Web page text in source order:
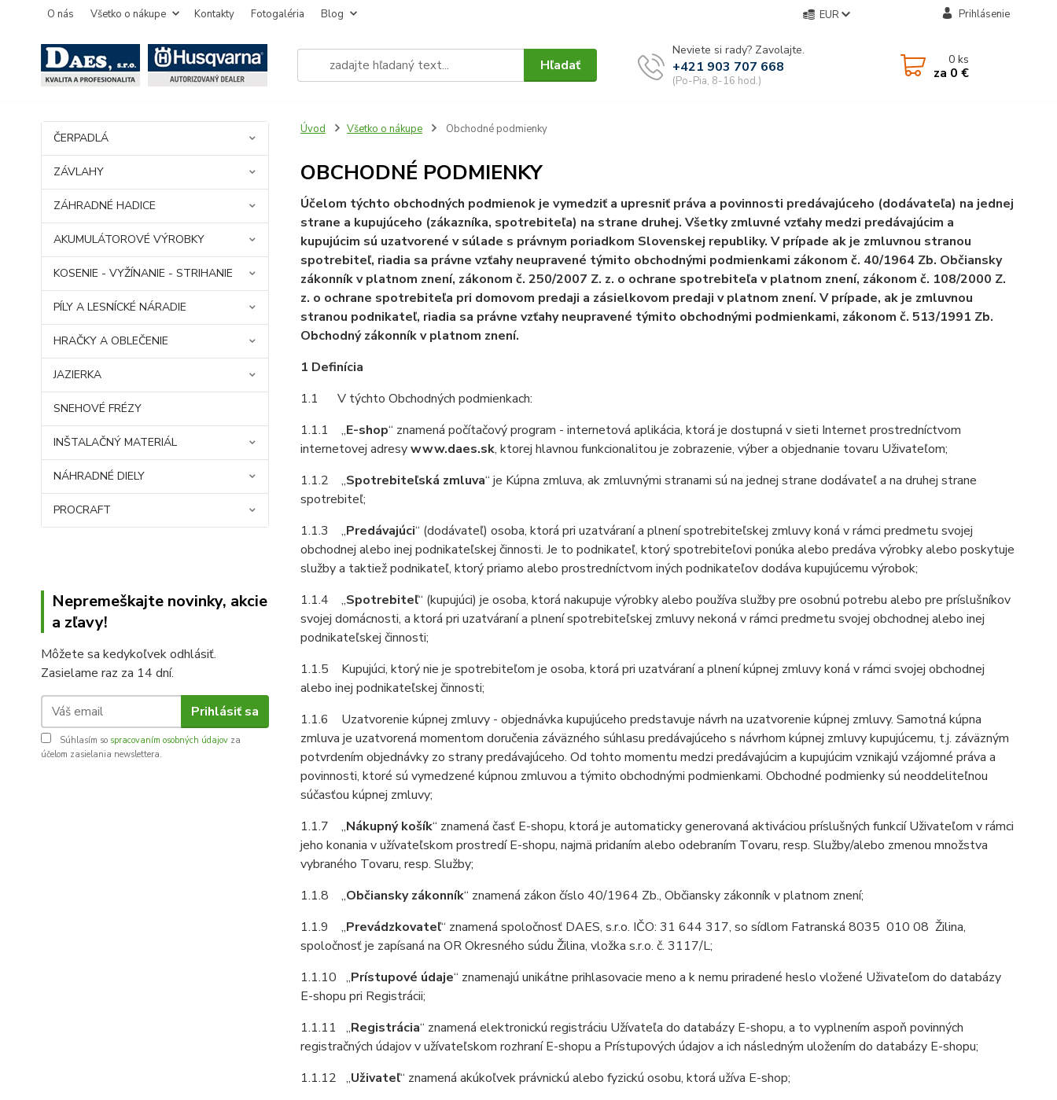
O nás Všetko o nákupe Kontakty Fotogaléria Blog EUR Prihlásenie
Hľadať
Neviete si rady? Zavolajte.
+421 903 707 668
(Po-Pia, 8-16 hod.)
0ks
za 0 €
ČERPADLÁ
ZÁVLAHY
ZÁHRADNÉ HADICE
AKUMULÁTOROVÉ VÝROBKY
KOSENIE - VYŽÍNANIE - STRIHANIE
PÍLY A LESNÍCKÉ NÁRADIE
HRAČKY A OBLEČENIE
JAZIERKA
SNEHOVÉ FRÉZY
INŠTALAČNÝ MATERIÁL
NÁHRADNÉ DIELY
PROCRAFT
Nepremeškajte novinky, akcie
a zľavy!
Môžete sa kedykoľvek odhlásiť.
Zasielame raz za 14 dní.
Prihlásiť sa
Súhlasím so spracovaním osobných údajov za
účelom zasielania newslettera.
Úvod Všetko o nákupe Obchodné podmienky
OBCHODNÉ PODMIENKY
Účelom týchto obchodných podmienok je vymedziť a upresniť práva a povinnosti predávajúceho (dodávateľa) na jednej
strane a kupujúceho (zákazníka, spotrebiteľa) na strane druhej. Všetky zmluvné vzťahy medzi predávajúcim a
kupujúcim sú uzatvorené v súlade s právnym poriadkom Slovenskej republiky. V prípade ak je zmluvnou stranou
spotrebiteľ, riadia sa právne vzťahy neupravené týmito obchodnými podmienkami zákonom č. 40/1964 Zb. Občiansky
zákonník v platnom znení, zákonom č. 250/2007 Z. z. o ochrane spotrebiteľa v platnom znení, zákonom č. 108/2000 Z.
z. o ochrane spotrebiteľa pri domovom predaji a zásielkovom predaji v platnom znení. V prípade, ak je zmluvnou
stranou podnikateľ, riadia sa právne vzťahy neupravené týmito obchodnými podmienkami, zákonom č. 513/1991 Zb.
Obchodný zákonník v platnom znení.
1 Definícia
1.1 V týchto Obchodných podmienkach:
1.1.1 „E-shop“ znamená počítačový program - internetová aplikácia, ktorá je dostupná v sieti Internet prostredníctvom
internetovej adresywww.daes.sk, ktorej hlavnou funkcionalitou je zobrazenie, výber a objednanie tovaru Uživateľom;
1.1.2 „Spotrebiteľská zmluva“ je Kúpna zmluva, ak zmluvnými stranami sú na jednej strane dodávateľ a na druhej strane
spotrebiteľ;
1.1.3 „Predávajúci“ (dodávateľ) osoba, ktorá pri uzatváraní a plnení spotrebiteľskej zmluvy koná v rámci predmetu svojej
obchodnej alebo inej podnikateľskej činnosti. Je to podnikateľ, ktorý spotrebiteľovi ponúka alebo predáva výrobky alebo poskytuje
služby a taktiež podnikateľ, ktorý priamo alebo prostredníctvom iných podnikateľov dodáva kupujúcemu výrobok;
1.1.4 „Spotrebiteľ“ (kupujúci) je osoba, ktorá nakupuje výrobky alebo používa služby pre osobnú potrebu alebo pre príslušníkov
svojej domácnosti, a ktorá pri uzatváraní a plnení spotrebiteľskej zmluvy nekoná v rámci predmetu svojej obchodnej alebo inej
podnikateľskej činnosti;
1.1.5 Kupujúci, ktorý nie je spotrebiteľom je osoba, ktorá pri uzatváraní a plnení kúpnej zmluvy koná v rámci svojej obchodnej
alebo inej podnikateľskej činnosti;
1.1.6 Uzatvorenie kúpnej zmluvy - objednávka kupujúceho predstavuje návrh na uzatvorenie kúpnej zmluvy. Samotná kúpna
zmluva je uzatvorená momentom doručenia záväzného súhlasu predávajúceho s návrhom kúpnej zmluvy kupujúcemu, t.j. záväzným
potvrdením objednávky zo strany predávajúceho. Od tohto momentu medzi predávajúcim a kupujúcim vznikajú vzájomné práva a
povinnosti, ktoré sú vymedzené kúpnou zmluvou a týmito obchodnými podmienkami. Obchodné podmienky sú neoddeliteľnou
súčasťou kúpnej zmluvy;
1.1.7 „Nákupný košík“ znamená časť E-shopu, ktorá je automaticky generovaná aktiváciou príslušných funkcií Uživateľom v rámci
jeho konania v užívateľskom prostredí E-shopu, najmä pridaním alebo odebraním Tovaru, resp. Služby/alebo zmenou množstva
vybraného Tovaru, resp. Služby;
1.1.8 „Občiansky zákonník“ znamená zákon číslo 40/1964 Zb., Občiansky zákonník v platnom znení;
1.1.9 „Prevádzkovateľ“ znamená spoločnosť DAES, s.r.o. IČO: 31 644 317, so sídlom Fatranská 8035 010 08 Žilina,
spoločnosť je zapísaná na OR Okresného súdu Žilina, vložka s.r.o. č. 3117/L;
1.1.10 „Prístupové údaje“ znamenajú unikátne prihlasovacie meno a k nemu priradené heslo vložené Uživateľom do databázy
E-shopu pri Registrácii;
1.1.11 „Registrácia“ znamená elektronickú registráciu Užívateľa do databázy E-shopu, a to vyplnením aspoň povinných
registračných údajov v užívateľskom rozhraní E-shopu a Prístupových údajov a ich následným uložením do databázy E-shopu;
1.1.12 „Uživateľ“ znamená akúkoľvek právnickú alebo fyzickú osobu, ktorá užíva E-shop;